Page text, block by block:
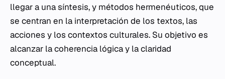
llegar a una síntesis, y métodos hermenéuticos, que
se centran en la interpretación de los textos, las
acciones y los contextos culturales. Su objetivo es
alcanzar la coherencia lógica y la claridad
conceptual.